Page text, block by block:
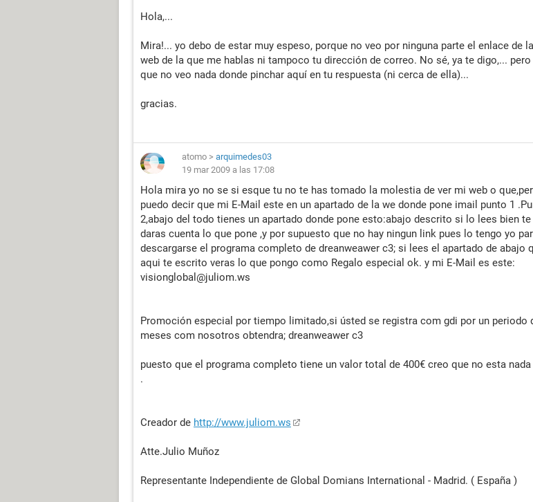
Hola,...
Mira!... yo debo de estar muy espeso, porque no veo por ninguna parte el enlace de la
web de la que me hablas ni tampoco tu dirección de correo. No sé, ya te digo,... pero
que no veo nada donde pinchar aquí en tu respuesta (ni cerca de ella)...
gracias.
atomo > arquimedes03
19 mar 2009 a las 17:08
Hola mira yo no se si esque tu no te has tomado la molestia de ver mi web o
puedo decir que mi E-Mail este en un apartado de la we donde pone imail punto 1
2,abajo del todo tienes un apartado donde pone esto:abajo descrito si lo lees bien te
daras cuenta lo que pone ,y por supuesto que no hay ningun link pues lo tengo yo
descargarse el programa completo de dreanweawer c3; si lees el apartado de abajo
aqui te escrito veras lo que pongo como Regalo especial ok. y mi E-Mail es este:
visionglobal@juliom.ws
Promoción especial por tiempo limitado,si ústed se registra com gdi por un periodo
meses com nosotros obtendra; dreanweawer c3
puesto que el programa completo tiene un valor total de 400€ creo que no esta nada
.
Creador de http://www.juliom.ws
Atte.Julio Muñoz
Representante Independiente de Global Domians International - Madrid. ( España )